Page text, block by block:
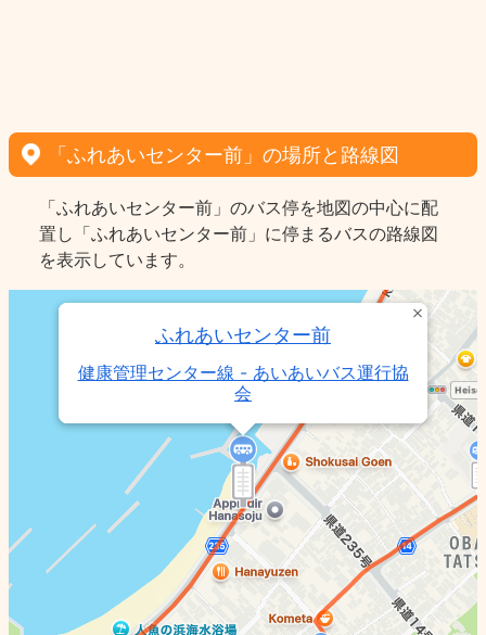
「ふれあいセンター前」の場所と路線図
「ふれあいセンター前」のバス停を地図の中心に配
置し「ふれあいセンター前」に停まるバスの路線図
を表示しています。
ふれあいセンター前
健康管理センター線 - あいあいバス運行協
会